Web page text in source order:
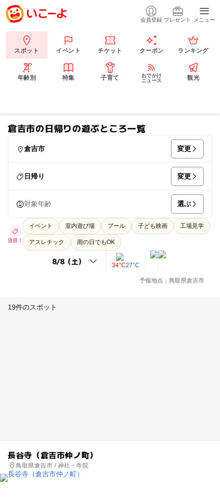
会員登録 プレゼント メニュー
スポット イベント チケット クーポン ランキング
年齢別 特集 子育て
おでかけ
ニュース
観光
倉吉市の日帰りの遊ぶところ一覧
倉吉市 変更
日帰り 変更
対象年齢 選ぶ
注目！
イベント 室内遊び場 プール 子ども映画 工場見学
アスレチック 雨の日でもOK
34°C27°C
予報地点：鳥取県倉吉市
19件のスポット
長谷寺（倉吉市仲ノ町）
鳥取県倉吉市 / 神社・寺院